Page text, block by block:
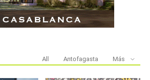
All Antofagasta Más